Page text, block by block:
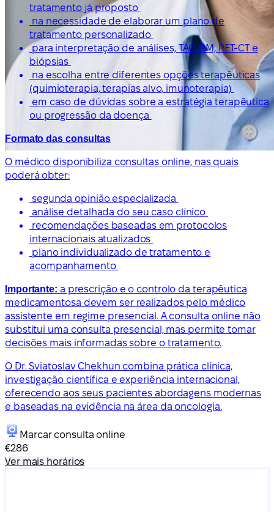
tratamento já proposto
na necessidade de elaborar um plano de
tratamento personalizado
para interpretação de análises, TAC, RM, PET-CT e
biópsias
na escolha entre diferentes opções terapêuticas
(quimioterapia, terapias alvo, imunoterapia)
em caso de dúvidas sobre a estratégia terapêutica
ou progressão da doença
Formato das consultas
O médico disponibiliza consultas online, nas quais
poderá obter:
segunda opinião especializada
análise detalhada do seu caso clínico
recomendações baseadas em protocolos
internacionais atualizados
plano individualizado de tratamento e
acompanhamento
Importante: a prescrição e o controlo da terapêutica
medicamentosa devem ser realizados pelo médico
assistente em regime presencial. A consulta online não
substitui uma consulta presencial, mas permite tomar
decisões mais informadas sobre o tratamento.
O Dr. Sviatoslav Chekhun combina prática clínica,
investigação científica e experiência internacional,
oferecendo aos seus pacientes abordagens modernas
e baseadas na evidência na área da oncologia.
Marcar consulta online
€286
Ver mais horários